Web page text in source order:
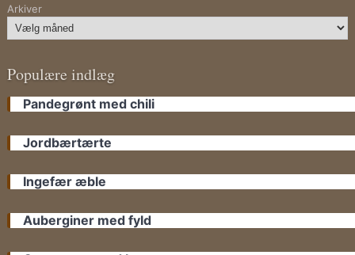
Arkiver
Populære indlæg
Pandegrønt med chili
Jordbærtærte
Ingefær æble
Auberginer med fyld